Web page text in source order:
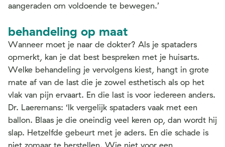
aangeraden om voldoende te bewegen.’
behandeling op maat
Wanneer moet je naar de dokter? Als je spataders
opmerkt, kan je dat best bespreken met je huisarts.
Welke behandeling je vervolgens kiest, hangt in grote
mate af van de last die je zowel esthetisch als op het
vlak van pijn ervaart. En die last is voor iedereen anders.
Dr. Laeremans: ‘Ik vergelijk spataders vaak met een
ballon. Blaas je die oneindig veel keren op, dan wordt hij
slap. Hetzelfde gebeurt met je aders. En die schade is
niet zomaar te herstellen. Wie niet voor een